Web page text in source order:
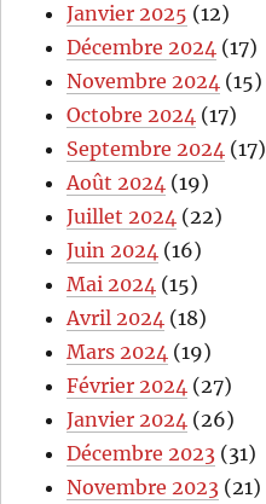
Janvier 2025 (12)
Décembre 2024 (17)
Novembre 2024 (15)
Octobre 2024 (17)
Septembre 2024 (17)
Août 2024 (19)
Juillet 2024 (22)
Juin 2024 (16)
Mai 2024 (15)
Avril 2024 (18)
Mars 2024 (19)
Février 2024 (27)
Janvier 2024 (26)
Décembre 2023 (31)
Novembre 2023 (21)